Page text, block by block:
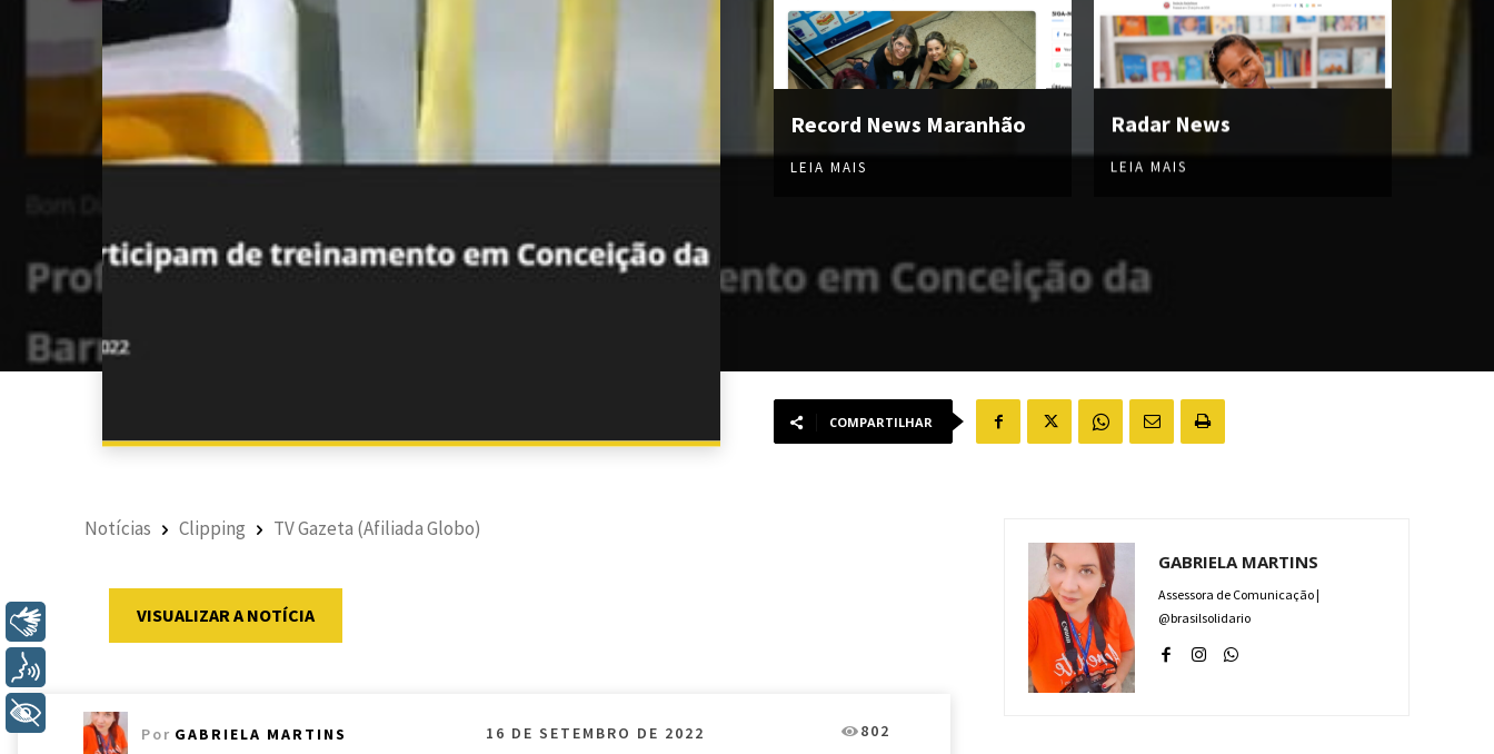
Record News Maranhão
LEIA MAIS
Radar News
LEIA MAIS
COMPARTILHAR
Notícias Clipping TV Gazeta (Afiliada Globo)
VISUALIZAR A NOTÍCIA
Por GABRIELA MARTINS 16 DE SETEMBRO DE 2022 802
GABRIELA MARTINS
Assessora de Comunicação |
@brasilsolidario
+ Acessibilidade